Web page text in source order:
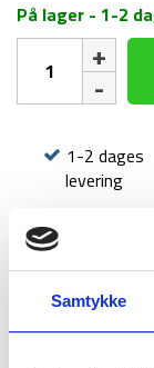
Samtykke
På lager - 1-2
kniv
-
1-2 dages
levering